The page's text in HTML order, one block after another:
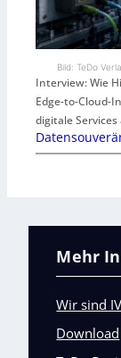
Bild: TeDo
Interview: Wie
Edge-to-
digitale
Mehr
Wir sind
Download